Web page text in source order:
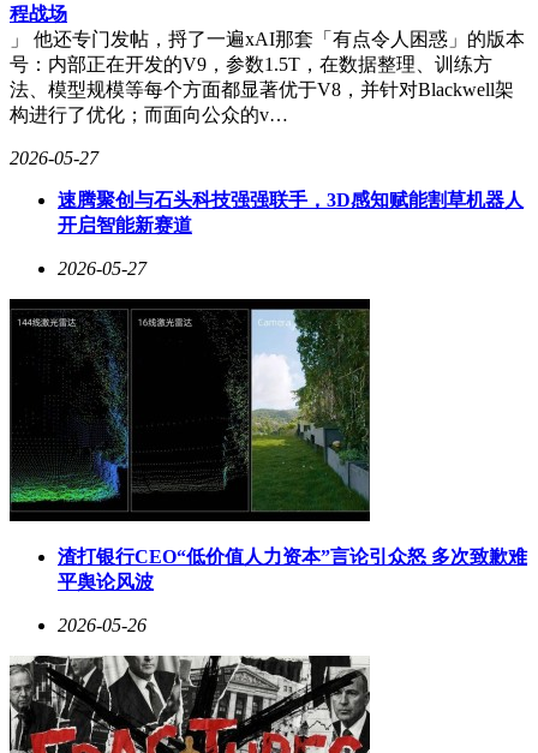
程战场
」 他还专门发帖，捋了一遍xAI那套「有点令人困惑」的版本
号：内部正在开发的V9，参数1.5T，在数据整理、训练方
法、模型规模等每个方面都显著优于V8，并针对Blackwell架
构进行了优化；而面向公众的v…
2026-05-27
速腾聚创与石头科技强强联手，3D感知赋能割草机器人
开启智能新赛道
2026-05-27
渣打银行CEO“低价值人力资本”言论引众怒 多次致歉难
平舆论风波
2026-05-26